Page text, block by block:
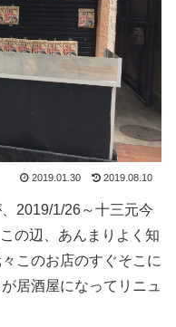
2019.01.30 2019.08.10
2019/1/26～十三元今
の辺、あんまりよく知
このお店のすぐそこに
居酒屋になってリニュ